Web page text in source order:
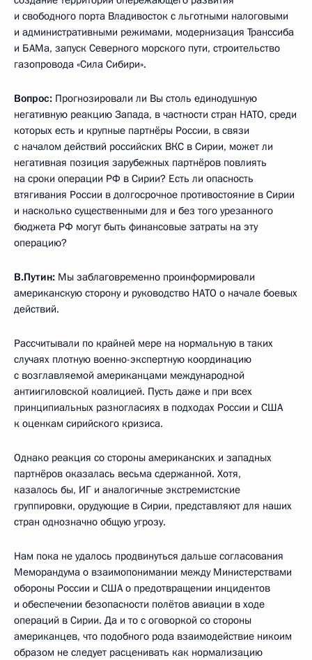
и свободного порта Владивосток с льготными налоговыми
и административными режимами, модернизация Транссиба
и БАМа, запуск Северного морского пути, строительство
газопровода «Сила Сибири».
Вопрос: Прогнозировали ли Вы столь единодушную
негативную реакцию Запада, в частности стран НАТО, среди
которых есть и крупные партнёры России, в связи
с началом действий российских ВКС в Сирии, может ли
негативная позиция зарубежных партнёров повлиять
на сроки операции РФ в Сирии? Есть ли опасность
втягивания России в долгосрочное противостояние в Сирии
и насколько существенными для и без того урезанного
бюджета РФ могут быть финансовые затраты на эту
операцию?
В.Путин: Мы заблаговременно проинформировали
американскую сторону и руководство НАТО о начале боевых
действий.
Рассчитывали по крайней мере на нормальную в таких
случаях плотную военно-экспертную координацию
с возглавляемой американцами международной
антиигиловской коалицией. Пусть даже и при всех
принципиальных разногласиях в подходах России и США
к оценкам сирийского кризиса.
Однако реакция со стороны американских и западных
партнёров оказалась весьма сдержанной. Хотя,
казалось бы, ИГ и аналогичные экстремистские
группировки, орудующие в Сирии, представляют для наших
стран однозначно общую угрозу.
Нам пока не удалось продвинуться дальше согласования
Меморандума о взаимопонимании между Министерствами
обороны России и США о предотвращении инцидентов
и обеспечении безопасности полётов авиации в ходе
операций в Сирии. Да и то с оговоркой со стороны
американцев, что подобного рода взаимодействие никоим
образом не следует расценивать как нормализацию